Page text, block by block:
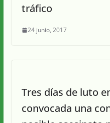
tráfico
24 junio, 2017
Tres días de luto
convocada una